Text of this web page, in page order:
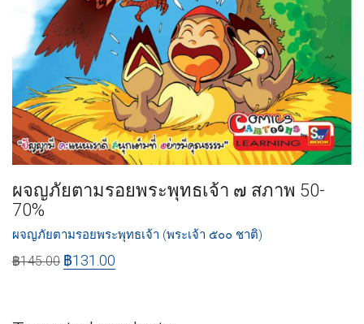
ผจญภัยตามรอยพระพุทธเจ้า ๗ สภาพ 50-
70%
ผจญภัยตามรอยพระพุทธเจ้า (พระเจ้า ๕๐๐ ชาติ)
฿145.00 ฿131.00